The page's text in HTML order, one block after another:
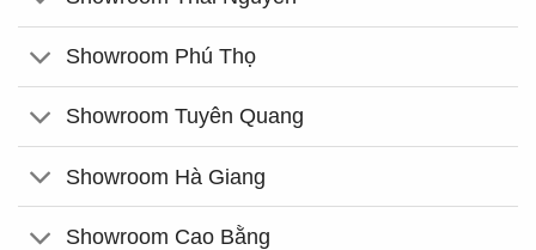
Showroom Phú Thọ
Showroom Tuyên Quang
Showroom Hà Giang
Showroom Cao Bằng